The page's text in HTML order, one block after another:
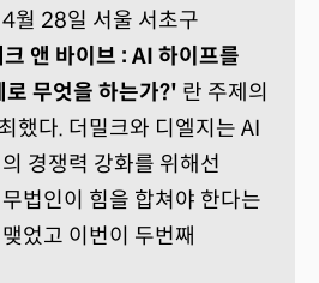
월 28일 서울 서초구
앤 바이브 : AI 하이프를
로 무엇을 하는가?' 란 주제의
했다. 더밀크와 디엘지는 AI
경쟁력 강화를 위해선
법인이 힘을 합쳐야 한다는
었고 이번이 두번째